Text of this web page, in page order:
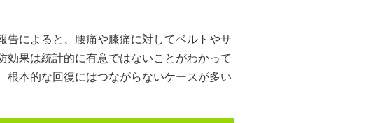
告によると、腰痛や膝痛に対してベルトやサ
果は統計的に有意ではないことがわかって
根本的な回復にはつながらないケースが多い